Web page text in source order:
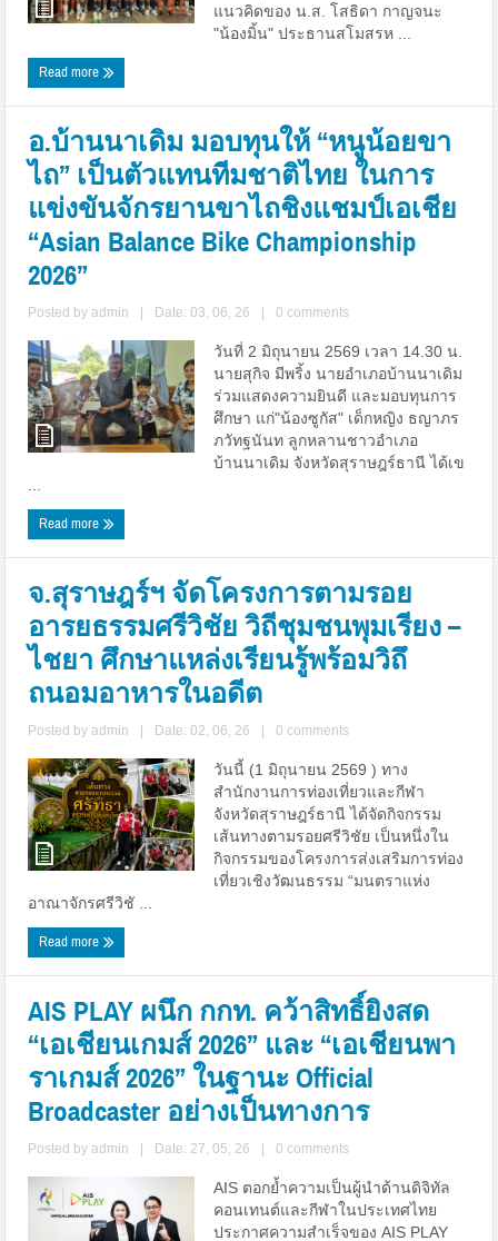
แนวคิดของ น.ส. โสธิดา กาญจนะ
"น้องมิ้น" ประธานสโมสรห ...
Read more
อ.บ้านนาเดิม มอบทุนให้ “หนูน้อยขา
ไถ” เป็นตัวแทนทีมชาติไทย ในการ
แข่งขันจักรยานขาไถชิงแชมป์เอเชีย
“Asian Balance Bike Championship
2026”
Posted byadmin Date: 03, 06, 26 0 comments
วันที่ 2 มิถุนายน 2569 เวลา 14.30 น.
นายสุกิจ มีพริ้ง นายอำเภอบ้านนาเดิม
ร่วมแสดงความยินดี และมอบทุนการ
ศึกษา แก่"น้องซูกัส" เด็กหญิง ธญาภร
ภวัทฐนันท ลูกหลานชาวอำเภอ
บ้านนาเดิม จังหวัดสุราษฎร์ธานี ได้เข
...
Read more
จ.สุราษฎร์ฯ จัดโครงการตามรอย
อารยธรรมศรีวิชัย วิถีชุมชนพุมเรียง –
ไชยา ศึกษาแหล่งเรียนรู้พร้อมวิถึ
ถนอมอาหารในอดีต
Posted byadmin Date: 02, 06, 26 0 comments
วันนี้ (1 มิถุนายน 2569 ) ทาง
สำนักงานการท่องเที่ยวและกีฬา
จังหวัดสุราษฎร์ธานี ได้จัดกิจกรรม
เส้นทางตามรอยศรีวิชัย เป็นหนึ่งใน
กิจกรรมของโครงการส่งเสริมการท่อง
เที่ยวเชิงวัฒนธรรม “มนตราแห่ง
อาณาจักรศรีวิชั ...
Read more
AIS PLAY ผนึก กกท. คว้าสิทธิ์ยิงสด
“เอเชียนเกมส์ 2026” และ “เอเชียนพา
ราเกมส์ 2026” ในฐานะ Official
Broadcaster อย่างเป็นทางการ
Posted byadmin Date: 27, 05, 26 0 comments
AIS ตอกย้ำความเป็นผู้นำด้านดิจิทัล
คอนเทนต์และกีฬาในประเทศไทย
ประกาศความสำเร็จของ AIS PLAY